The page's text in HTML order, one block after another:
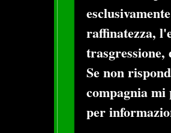
raffinatezza,
Se non
compagnia
per